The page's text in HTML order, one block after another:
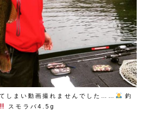
しまい動画撮れませんでした……
釣
スモラバ4.5g